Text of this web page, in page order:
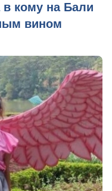
кому на Бали
вином